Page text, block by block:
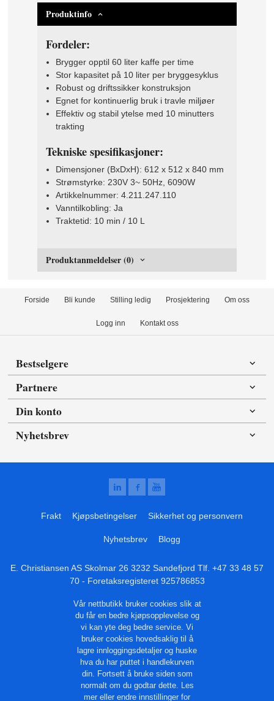
Produktinfo
Fordeler:
Brygger opptil 60 liter kaffe per time
Stor kapasitet på 10 liter per bryggesyklus
Robust og driftssikker konstruksjon
Egnet for kontinuerlig bruk i travle miljøer
Effektiv og stabil ytelse med 10 minutters
trakting
Tekniske spesifikasjoner:
Dimensjoner (BxDxH): 612 x 512 x 840 mm
Strømstyrke: 230V 3~ 50Hz, 6090W
Artikkelnummer: 4.211.247.110
Vanntilkobling: Ja
Traktetid: 10 min / 10 L
Produktanmeldelser (0)
Forside Bli kunde Stilling ledig Prosjektering Om oss
Logg inn Kontakt oss
Bestselgere
Partnere
Din konto
Nyhetsbrev
Frakt Kjøpsbetingelser Sikkerhet og personvern
Nyhetsbrev Blogg
E. Christiansen AS Skolmar 26 3232 Sandefjord Tlf. +47 33 48 57
70- Foretaksregisteret 925786853
Vår nettbutikk bruker cookies slik at
du får en bedre kjøpsopplevelse og
vi kan yte deg bedre service. Vi
bruker cookies hovedsaklig til å
lagre innloggingsdetaljer og huske
hva du har puttet i handlekurven
din. Fortsett å bruke siden som
normalt om du godtar dette. Les
mer eller endre innstillinger for